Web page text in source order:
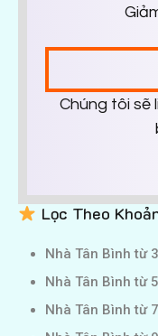
Chúng tôi sẽ
Lọc Theo
Nhà Tân Bình từ
Nhà Tân Bình từ
Nhà Tân Bình từ